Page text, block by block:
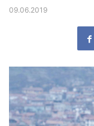
09.06.2019